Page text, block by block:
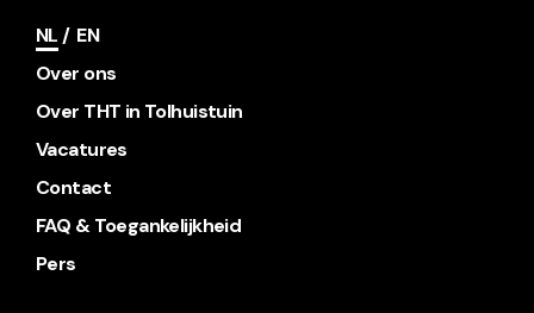
NL
EN
Over ons
Over THT in Tolhuistuin
Vacatures
Contact
FAQ & Toegankelijkheid
Pers